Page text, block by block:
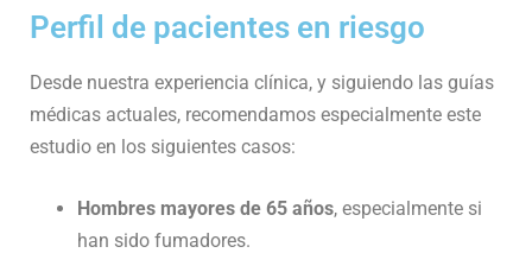
Perfil de pacientes en riesgo
Desde nuestra experiencia clínica, y siguiendo las guías
médicas actuales, recomendamos especialmente este
estudio en los siguientes casos:
Hombres mayores de 65 años, especialmente si
han sido fumadores.